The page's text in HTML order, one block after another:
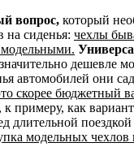
вопрос, который
на сиденья: чехлы
дешевле
автомобилей они
скорее бюджетный
примеру, как
длительной
модельных чехлов